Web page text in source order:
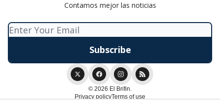
Contamos mejor las noticias
© 2026 El Brifin.
Privacy policyTerms of use